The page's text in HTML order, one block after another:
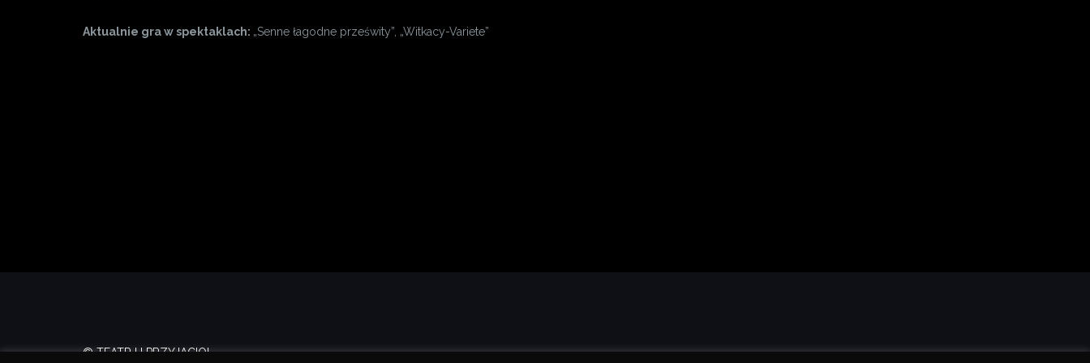
Aktualnie gra w spektaklach: „Senne łagodne prześwity”, „Witkacy-Variete”
© TEATR U PRZYJACIOL